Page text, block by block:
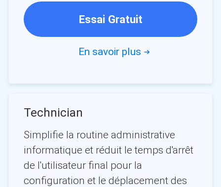
Essai Gratuit
En savoir plus 
Technician
Simplifie la routine administrative
informatique et réduit le temps d'arrêt
de l'utilisateur final pour la
configuration et le déplacement des